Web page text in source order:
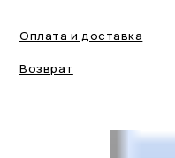
Оплата и доставка
Возврат